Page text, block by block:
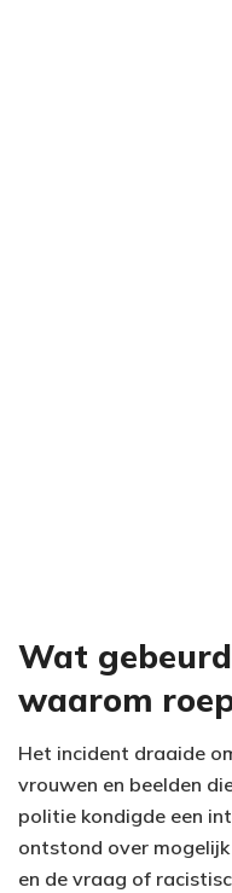
Wat
waarom
Het incident draaide
vrouwen en beelden
politie kondigde een
ontstond over
en de vraag of